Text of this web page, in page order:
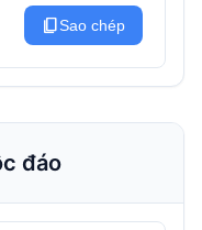
content_copySao chép
đáo